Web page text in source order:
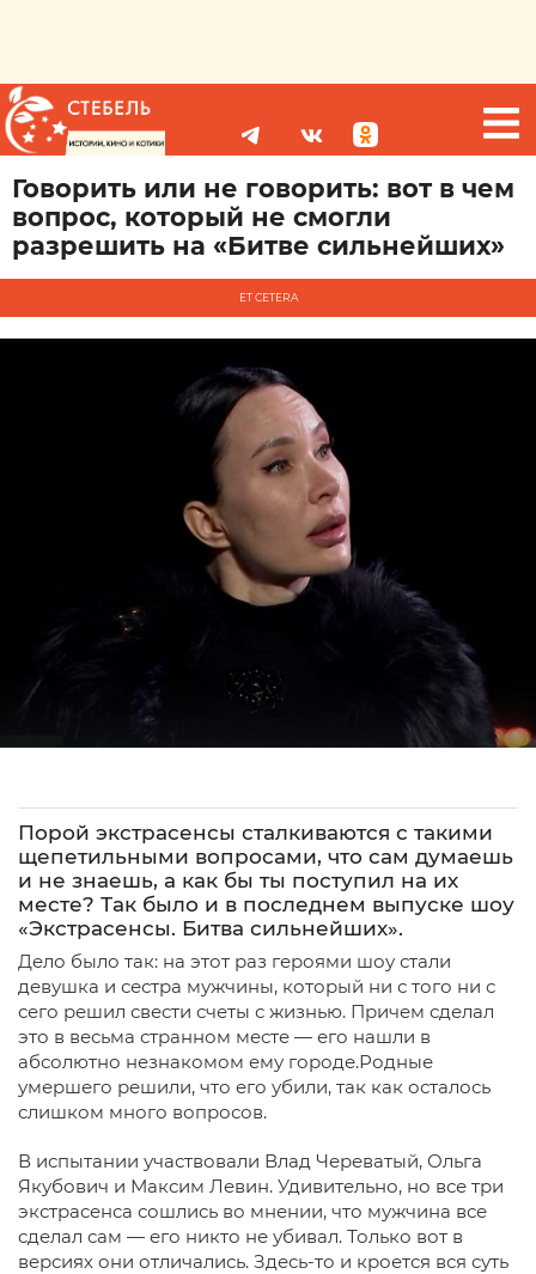
Говорить или не говорить: вот в чем
вопрос, который не смогли
разрешить на «Битве сильнейших»
ET CETERA
Порой экстрасенсы сталкиваются с такими
щепетильными вопросами, что сам думаешь
и не знаешь, а как бы ты поступил на их
месте? Так было и в последнем выпуске шоу
«Экстрасенсы. Битва сильнейших».
Дело было так: на этот раз героями шоу стали
девушка и сестра мужчины, который ни с того ни с
сего решил свести счеты с жизнью. Причем сделал
это в весьма странном месте — его нашли в
абсолютно незнакомом ему городе.Родные
умершего решили, что его убили, так как осталось
слишком много вопросов.
В испытании участвовали Влад Череватый, Ольга
Якубович и Максим Левин. Удивительно, но все три
экстрасенса сошлись во мнении, что мужчина все
сделал сам — его никто не убивал. Только вот в
версиях они отличались. Здесь-то и кроется вся суть